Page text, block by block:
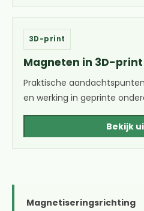
3D-print
Magneten in 3D-
Praktische
en werking in geprinte
Bekijk
Magnetiseringsrichting